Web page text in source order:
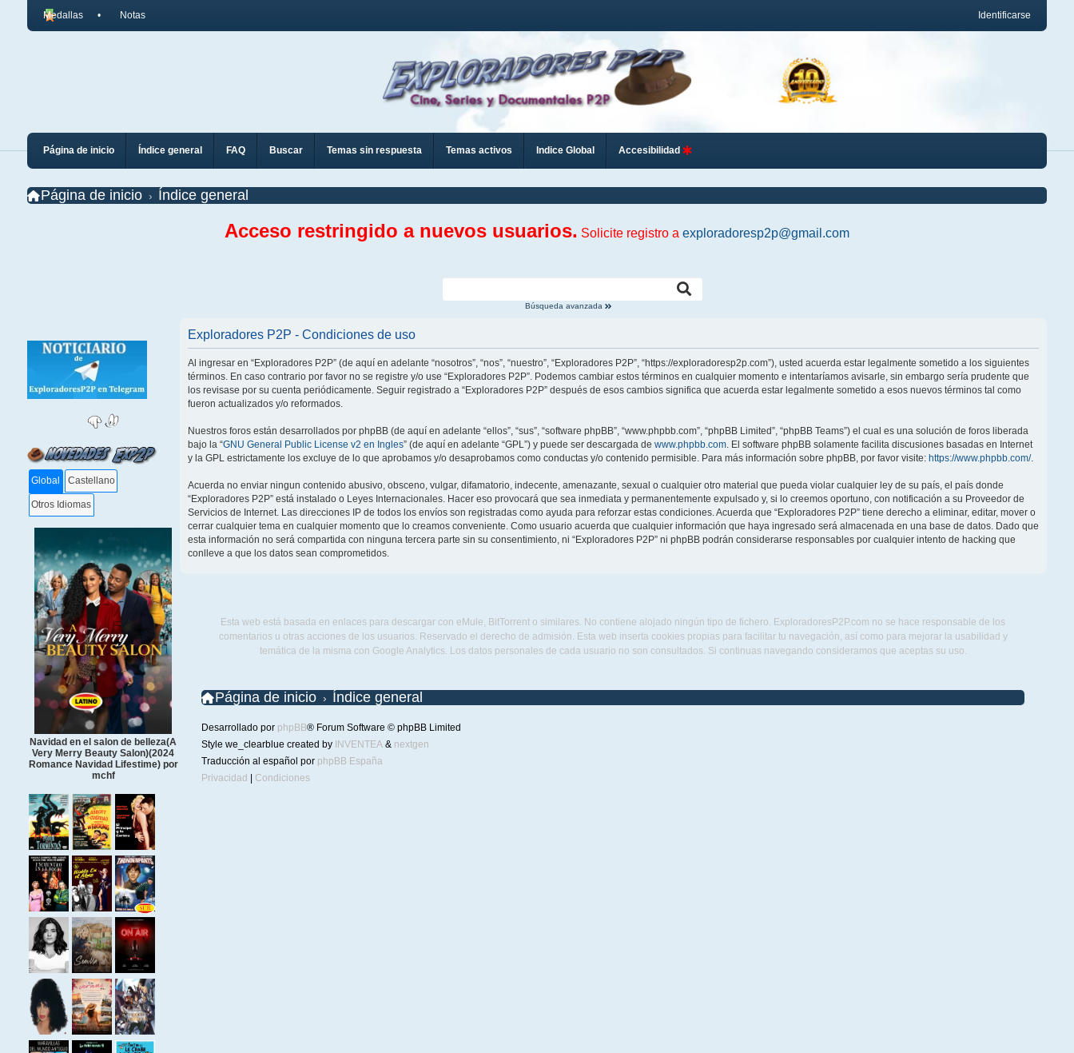
Identificarse
Medallas Notas
Página de inicio Índice general FAQ Buscar Temas sin respuesta Temas activos Indice Global Accesibilidad
Página de inicio Índice general
Acceso restringido a nuevos usuarios. Solicite registro a exploradoresp2p@gmail.com
Búsqueda avanzada
Global Castellano
Otros Idiomas
Navidad en el salon de belleza(A
Very Merry Beauty Salon)(2024
Romance Navidad Lifestime) por
mchf
Exploradores P2P - Condiciones de uso
Al ingresar en “Exploradores P2P” (de aquí en adelante “nosotros”, “nos”, “nuestro”, “Exploradores P2P”, “https://exploradoresp2p.com”), usted acuerda estar legalmente sometido a los siguientes
términos. En caso contrario por favor no se registre y/o use “Exploradores P2P”. Podemos cambiar estos términos en cualquier momento e intentaríamos avisarle, sin embargo sería prudente que
los revisase por su cuenta periódicamente. Seguir registrado a “Exploradores P2P” después de esos cambios significa que acuerda estar legalmente sometido a esos nuevos términos tal como
fueron actualizados y/o reformados.
Nuestros foros están desarrollados por phpBB (de aquí en adelante “ellos”, “sus”, “software phpBB”, “www.phpbb.com”, “phpBB Limited”, “phpBB Teams”) el cual es una solución de foros liberada
bajo la “GNU General Public License v2 en Ingles” (de aquí en adelante “GPL”) y puede ser descargada de www.phpbb.com. El software phpBB solamente facilita discusiones basadas en Internet
y la GPL estrictamente los excluye de lo que aprobamos y/o desaprobamos como conductas y/o contenido permisible. Para más información sobre phpBB, por favor visite: https://www.phpbb.com/.
Acuerda no enviar ningun contenido abusivo, obsceno, vulgar, difamatorio, indecente, amenazante, sexual o cualquier otro material que pueda violar cualquier ley de su país, el país donde
“Exploradores P2P” está instalado o Leyes Internacionales. Hacer eso provocará que sea inmediata y permanentemente expulsado y, si lo creemos oportuno, con notificación a su Proveedor de
Servicios de Internet. Las direcciones IP de todos los envíos son registradas como ayuda para reforzar estas condiciones. Acuerda que “Exploradores P2P” tiene derecho a eliminar, editar, mover o
cerrar cualquier tema en cualquier momento que lo creamos conveniente. Como usuario acuerda que cualquier información que haya ingresado será almacenada en una base de datos. Dado que
esta información no será compartida con ninguna tercera parte sin su consentimiento, ni “Exploradores P2P” ni phpBB podrán considerarse responsables por cualquier intento de hacking que
conlleve a que los datos sean comprometidos.
Esta web está basada en enlaces para descargar con eMule, BitTorrent o similares. No contiene alojado ningún tipo de fichero. ExploradoresP2P.com no se hace responsable de los
comentarios u otras acciones de los usuarios. Reservado el derecho de admisión. Esta web inserta cookies propias para facilitar tu navegación, así como para mejorar la usabilidad y
temática de la misma con Google Analytics. Los datos personales de cada usuario no son consultados. Si continuas navegando consideramos que aceptas su uso.
Página de inicio Índice general
Desarrollado por phpBB® Forum Software © phpBB Limited
Style we_clearblue created by INVENTEA& nextgen
Traducción al español por phpBB España
Privacidad
Condiciones